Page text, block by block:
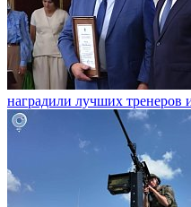
наградили лучших тренеров